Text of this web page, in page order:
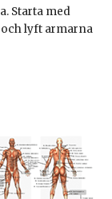
Starta med
lyft armarna